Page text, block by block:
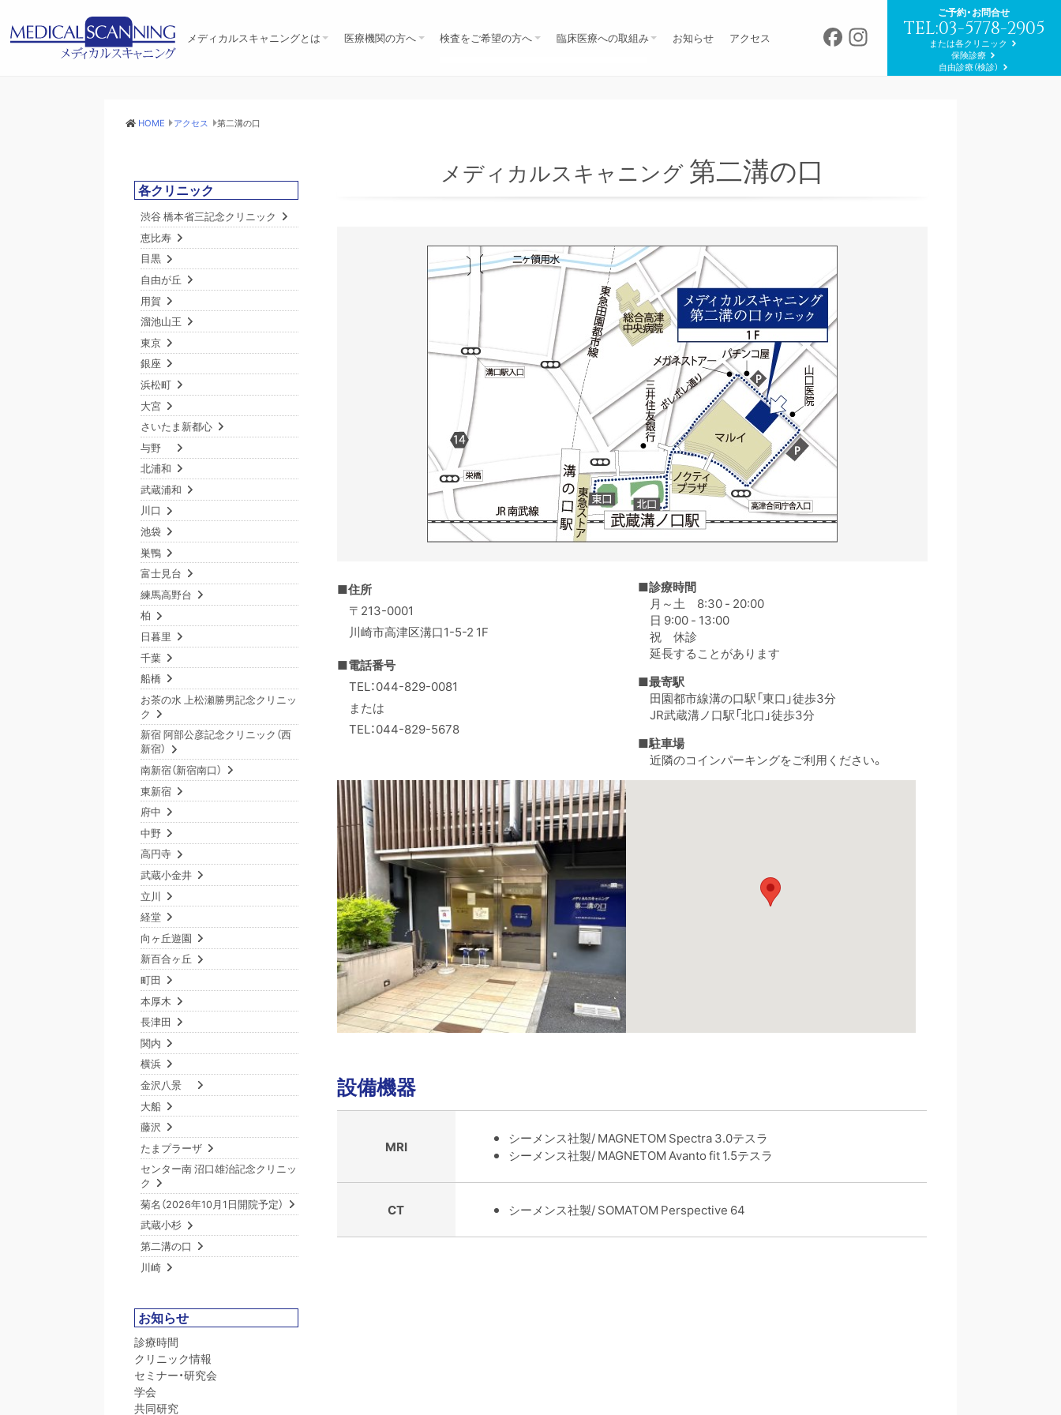
メディカルスキャニングとは
医療機関の方へ
検査をご希望の方へ
臨床医療への取組み
お知らせ アクセス Facebook
Instagram
ご予約・お問合せ
TEL:03-5778-2905
または各クリニック
保険診療
自由診療（検診）
HOME アクセス 第二溝の口
メディカルスキャニング第二溝の口
■住所
〒213-0001
川崎市高津区溝口1-5-2 1F
■電話番号
TEL：044-829-0081
または
TEL：044-829-5678
■診療時間
月～土 8:30 - 20:00
日 9:00 - 13:00
祝 休診
延長することがあります
■最寄駅
田園都市線溝の口駅「東口」徒歩3分
JR武蔵溝ノ口駅「北口」徒歩3分
■駐車場
近隣のコインパーキングをご利用ください。
設備機器
MRI
シーメンス社製/ MAGNETOM Spectra 3.0テスラ
シーメンス社製/ MAGNETOM Avanto fit 1.5テスラ
CT シーメンス社製/ SOMATOM Perspective 64
各クリニック
渋谷 橋本省三記念クリニック
恵比寿
目黒
自由が丘
用賀
溜池山王
東京
銀座
浜松町
大宮
さいたま新都心
与野
北浦和
武蔵浦和
川口
池袋
巣鴨
富士見台
練馬高野台
柏
日暮里
千葉
船橋
お茶の水 上松瀬勝男記念クリニッ
ク
新宿 阿部公彦記念クリニック（西
新宿）
南新宿（新宿南口）
東新宿
府中
中野
高円寺
武蔵小金井
立川
経堂
向ヶ丘遊園
新百合ヶ丘
町田
本厚木
長津田
関内
横浜
金沢八景
大船
藤沢
たまプラーザ
センター南 沼口雄治記念クリニッ
ク
菊名（2026年10月1日開院予定）
武蔵小杉
第二溝の口
川崎
お知らせ
診療時間
クリニック情報
セミナー・研究会
学会
共同研究